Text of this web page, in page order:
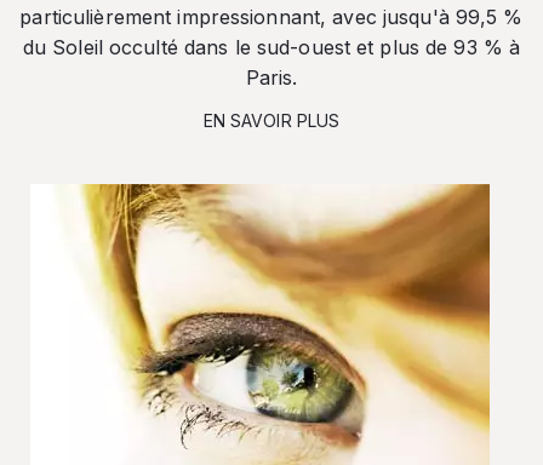
particulièrement impressionnant, avec jusqu'à 99,5 %
du Soleil occulté dans le sud-ouest et plus de 93 % à
Paris.
EN SAVOIR PLUS